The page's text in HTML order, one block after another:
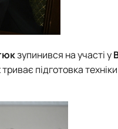
зупинився на участі у
підготовка